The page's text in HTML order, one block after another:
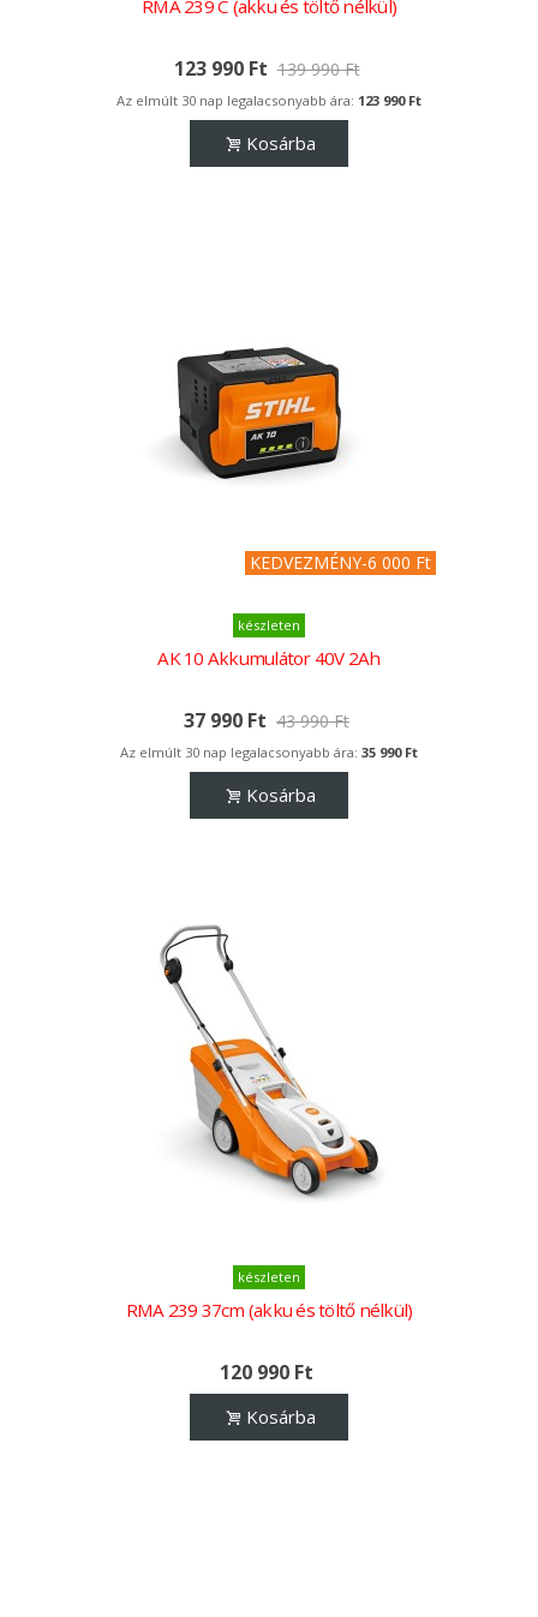
RMA 239 C (akku és töltő nélkül)
123 990 Ft 139 990 Ft
Az elmúlt 30 nap legalacsonyabb ára: 123 990 Ft
Kosárba
KEDVEZMÉNY-6 000 Ft
készleten
AK 10 Akkumulátor 40V 2Ah
37 990 Ft 43 990 Ft
Az elmúlt 30 nap legalacsonyabb ára: 35 990 Ft
Kosárba
készleten
RMA 239 37cm (akku és töltő nélkül)
120 990 Ft
Kosárba